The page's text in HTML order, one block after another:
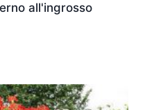
all'ingrosso